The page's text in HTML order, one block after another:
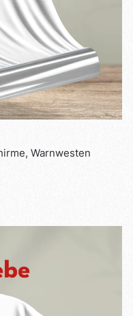
Warnwesten